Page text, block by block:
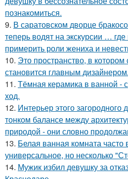
познакомиться.
9. В саратовском дворце
теперь водят на экскурсии …
примерить роли жениха и
10. Это пространство, в
становится главным дизайнером.
11. Тёмная керамика в ванной -
ход.
12. Интерьер этого загородного
тонком балансе между
природой - они словно
13. Белая ванная комната часто
универсальное, но несколько
14. Мужик избил девушку за